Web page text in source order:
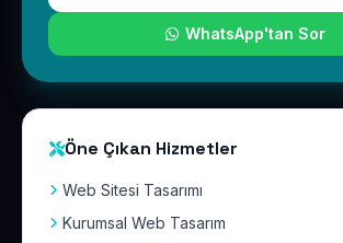
WhatsApp'tan Sor
Öne Çıkan Hizmetler
Web Sitesi Tasarımı
Kurumsal Web Tasarım